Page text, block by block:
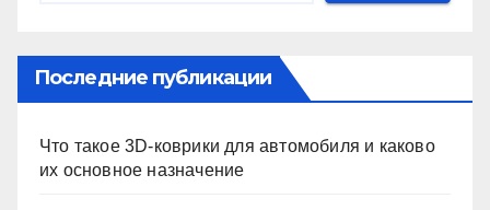
Последние публикации
Что такое 3D-коврики для автомобиля и каково
их основное назначение